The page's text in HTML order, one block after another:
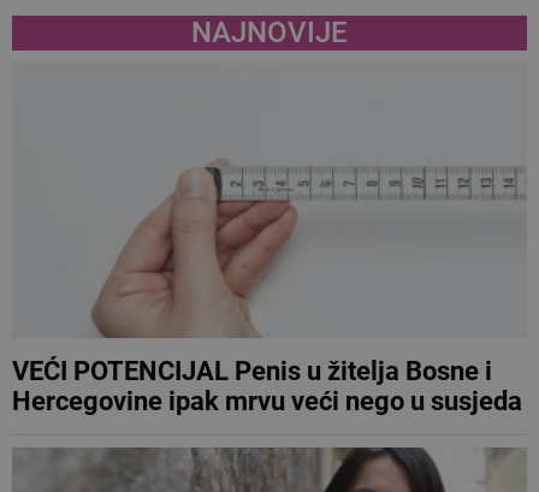
NAJNOVIJE
VEĆI POTENCIJAL Penis u žitelja Bosne i
Hercegovine ipak mrvu veći nego u susjeda